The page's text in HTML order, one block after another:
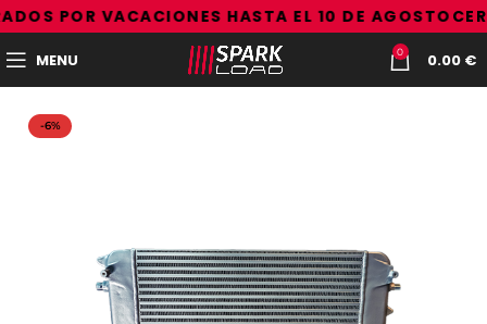
POR VACACIONES HASTA EL 10 DE AGOSTO
MENU 0 0.00 €
-6%